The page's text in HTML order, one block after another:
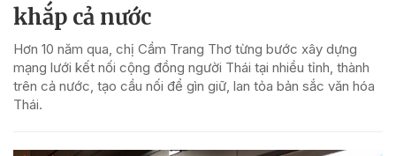
khắp cả nước
Hơn 10 năm qua, chị Cầm Trang Thơ từng bước xây dựng
mạng lưới kết nối cộng đồng người Thái tại nhiều tỉnh, thành
trên cả nước, tạo cầu nối để gìn giữ, lan tỏa bản sắc văn hóa
Thái.